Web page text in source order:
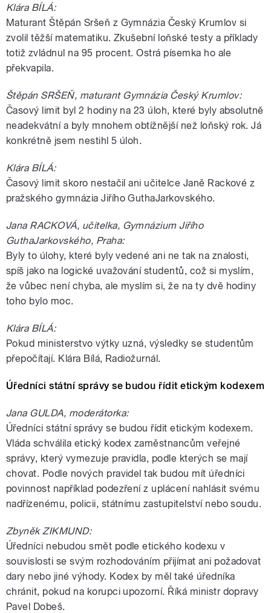
Klára BÍLÁ:
Maturant Štěpán Sršeň z Gymnázia Český Krumlov si
zvolil těžší matematiku. Zkušební loňské testy a příklady
totiž zvládnul na 95 procent. Ostrá písemka ho ale
překvapila.
Štěpán SRŠEŇ, maturant Gymnázia Český Krumlov:
Časový limit byl 2 hodiny na 23 úloh, které byly absolutně
neadekvátní a byly mnohem obtížnější než loňský rok. Já
konkrétně jsem nestihl 5 úloh.
Klára BÍLÁ:
Časový limit skoro nestačil ani učitelce Janě Rackové z
pražského gymnázia Jiřího GuthaJarkovského.
Jana RACKOVÁ, učitelka, Gymnázium Jiřího
GuthaJarkovského, Praha:
Byly to úlohy, které byly vedené ani ne tak na znalosti,
spíš jako na logické uvažování studentů, což si myslím,
že vůbec není chyba, ale myslím si, že na ty dvě hodiny
toho bylo moc.
Klára BÍLÁ:
Pokud ministerstvo výtky uzná, výsledky se studentům
přepočítají. Klára Bílá, Radiožurnál.
Úředníci státní správy se budou řídit etickým kodexem
Jana GULDA, moderátorka:
Úředníci státní správy se budou řídit etickým kodexem.
Vláda schválila etický kodex zaměstnancům veřejné
správy, který vymezuje pravidla, podle kterých se mají
chovat. Podle nových pravidel tak budou mít úředníci
povinnost například podezření z uplácení nahlásit svému
nadřízenému, policii, státnímu zastupitelství nebo soudu.
Zbyněk ZIKMUND:
Úředníci nebudou smět podle etického kodexu v
souvislosti se svým rozhodováním přijímat ani požadovat
dary nebo jiné výhody. Kodex by měl také úředníka
chránit, pokud na korupci upozorní. Říká ministr dopravy
Pavel Dobeš.